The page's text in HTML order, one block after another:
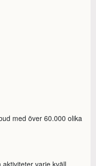
med över 60.000 olika
varje kväll